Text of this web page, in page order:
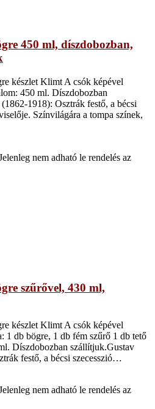
450 ml, díszdobozban,
készlet Klimt A csók képével
450 ml. Díszdobozban
1918): Osztrák festő, a bécsi
Színvilágára a tompa színek,
nem adható le rendelés az
szűrővel, 430 ml,
készlet Klimt A csók képével
1 db bögre, 1 db fém szűrő 1 db tető
Díszdobozban szállítjuk.Gustav
festő, a bécsi szecesszió…
nem adható le rendelés az